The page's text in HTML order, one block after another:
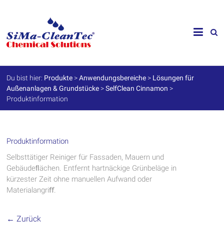
SiMa-
Cleantec
GmbH
Spezialprodukte
für
Instandhaltung
Du bist hier: Produkte >Anwendungsbereiche > Lösungen für
Außenanlagen & Grundstücke >SelfClean Cinnamon >
Produktinformation
Produktinformation
Selbsttätiger Reiniger für Fassaden, Mauern und
Gebäudeﬂächen. Entfernt hartnäckige Grünbeläge in
kürzester Zeit ohne manuellen Aufwand oder
Materialangriﬀ.
← Zurück